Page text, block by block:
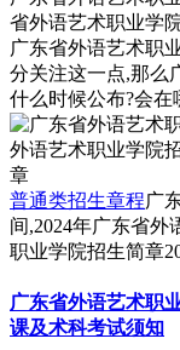
省外语艺术职业学
广东省外语艺术职
分关注这一点,那么
什么时候公布?会在
普通类招生章程广
间,2024年广东省
职业学院招生简章
广东省外语艺术职
课及术科考试须知